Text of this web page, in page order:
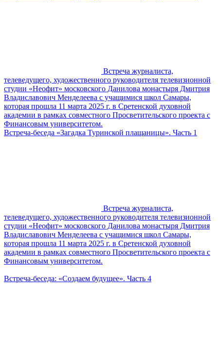
Встреча журналиста,
телеведущего, художественного руководителя телевизионной
студии «Неофит» московского Данилова монастыря Дмитрия
Владиславович Менделеева с учащимися школ Самары,
которая прошла 11 марта 2025 г. в Сретенской духовной
академии в рамках совместного Просветительского проекта с
Финансовым университетом.
Встреча-беседа «Загадка Туринской плащаницы». Часть 1
Встреча журналиста,
телеведущего, художественного руководителя телевизионной
студии «Неофит» московского Данилова монастыря Дмитрия
Владиславович Менделеева с учащимися школ Самары,
которая прошла 11 марта 2025 г. в Сретенской духовной
академии в рамках совместного Просветительского проекта с
Финансовым университетом.
Встреча-беседа: «Создаем будущее». Часть 4